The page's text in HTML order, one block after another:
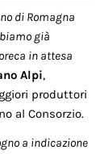
di Romagna
già
in attesa
Alpi,
produttori
al Consorzio.
a indicazione